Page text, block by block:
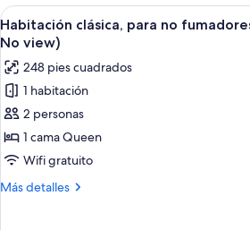
junior,
para
no
fumadores
(King)
Abrir
todas
las
fotos
de
Habitación
clásica,
para
no
5
Habitación clásica, para no
No view)
248 pies cuadrados
1 habitación
2 personas
1 cama Queen
Wifi gratuito
Más detalles
Más